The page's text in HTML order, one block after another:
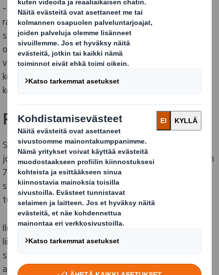
– Ingegerd ja Thore olivat edelläkävijöitä, jotka
rakastivat viljelykasveja ja haistelivat uusia tuulia,
sanoo Svegron toimitusjohtaja Kristin Orrestig. Tämä
ohjaa edelleenkin toimintaamme, ja nykyään
vahvuutenamme on yhdistää viljelemisen ilo ja vahva
keskittyminen liiketoimintaan, kannattavuuteen ja
kehitykseen aina siemenistä pakkauksiin asti.
Resursseja säästävä toimija
Svegro on nykyään Ruotsin suurin kasvihuoneviljelijä,
jolla on 55 000 lasitettua neliömetriä viljelyalaa ja noin
70 työntekijää sesongista riippuen. Yritys toimittaa
salaatteja ja yrttejä koko Ruotsiin sekä omalla
tuotemerkillään että suurille ketjuille.
Ilmasto- ja kestävyystyö on juurtunut syvälle
liiketoimintaan, ja alusta lähtien Svegro on pyrkinyt
säästämään resursseja, kuten vettä, energiaa, raaka-
aineita ja pakkauksia.